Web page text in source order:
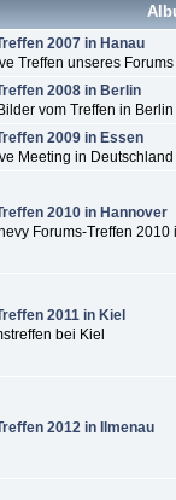
2007 in Hanau
Treffen unseres Forums
2008 in Berlin
vom Treffen in
2009 in Essen
Meeting in Deutschland
2010 in Hannover
Forums-Treffen 2010
2011 in Kiel
bei Kiel
2012 in Ilmenau